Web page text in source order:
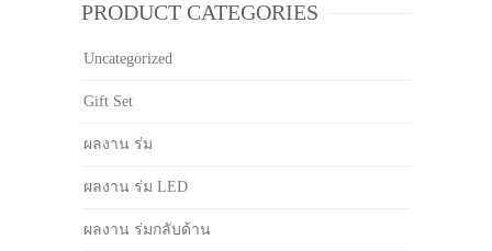
PRODUCT CATEGORIES
Uncategorized
Gift Set
ผลงาน ร่ม
ผลงาน ร่ม LED
ผลงาน ร่มกลับด้าน